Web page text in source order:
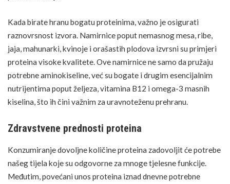
Kada birate hranu bogatu proteinima, važno je osigurati
raznovrsnost izvora. Namirnice poput nemasnog mesa, ribe,
jaja, mahunarki, kvinoje i orašastih plodova izvrsni su primjeri
proteina visoke kvalitete. Ove namirnice ne samo da pružaju
potrebneaminokiseline, već su bogate i drugim esencijalnim
nutrijentima poput željeza, vitamina B12 i omega-3 masnih
kiselina, što ih čini važnim za uravnoteženu prehranu.
Zdravstvene prednosti proteina
Konzumiranje dovoljne količine proteina zadovoljit će potrebe
našeg tijela koje su odgovorne za mnoge tjelesne funkcije.
Međutim, povećani unos proteina iznad dnevne potrebne